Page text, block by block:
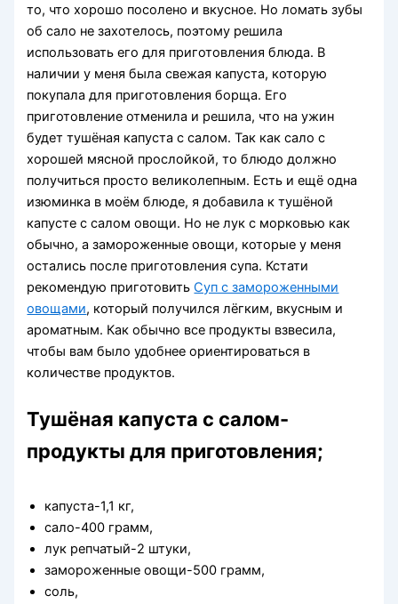
то, что хорошо посолено и вкусное. Но ломать зубы
об сало не захотелось, поэтому решила
использовать его для приготовления блюда. В
наличии у меня была свежая капуста, которую
покупала для приготовления борща. Его
приготовление отменила и решила, что на ужин
будет тушёная капуста с салом. Так как сало с
хорошей мясной прослойкой, то блюдо должно
получиться просто великолепным. Есть и ещё одна
изюминка в моём блюде, я добавила к тушёной
капусте с салом овощи. Но не лук с морковью как
обычно, а замороженные овощи, которые у меня
остались после приготовления супа. Кстати
рекомендую приготовитьСуп с замороженными
овощами, который получился лёгким, вкусным и
ароматным. Как обычно все продукты взвесила,
чтобы вам было удобнее ориентироваться в
количестве продуктов.
Тушёная капуста с салом-
продукты для приготовления;
капуста-1,1 кг,
сало-400 грамм,
лук репчатый-2 штуки,
замороженные овощи-500 грамм,
соль,